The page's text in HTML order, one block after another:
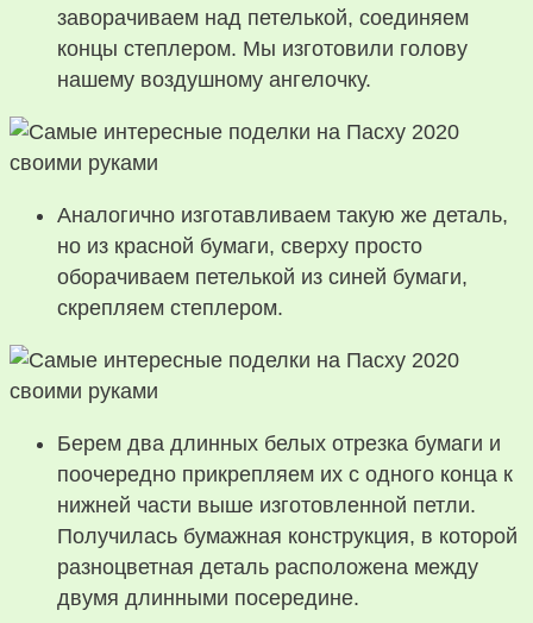
заворачиваем над петелькой, соединяем
концы степлером. Мы изготовили голову
нашему воздушному ангелочку.
Аналогично изготавливаем такую же деталь,
но из красной бумаги, сверху просто
оборачиваем петелькой из синей бумаги,
скрепляем степлером.
Берем два длинных белых отрезка бумаги и
поочередно прикрепляем их с одного конца к
нижней части выше изготовленной петли.
Получилась бумажная конструкция, в которой
разноцветная деталь расположена между
двумя длинными посередине.